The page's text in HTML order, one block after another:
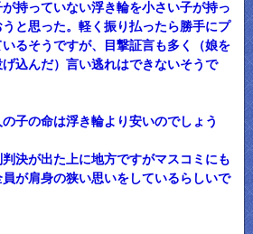
持っていない浮き輪を小さい子が持っ
と思った。軽く振り払ったら勝手にプ
るそうですが、目撃証言も多く（娘を
込んだ）言い逃れはできないそうで
子の命は浮き輪より安いのでしょう
決が出た上に地方ですがマスコミにも
が肩身の狭い思いをしているらしいで